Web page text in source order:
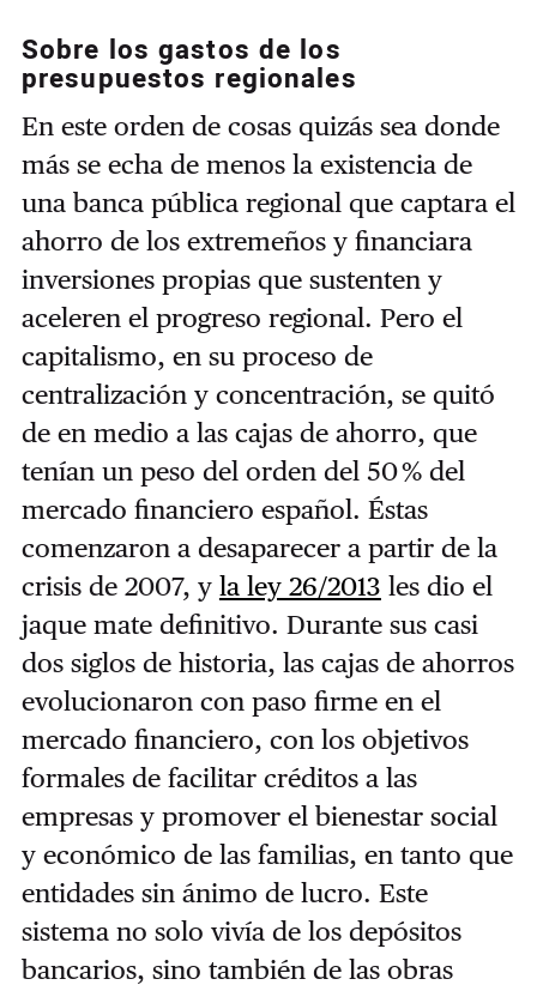
Sobre los gastos de los
presupuestos regionales
En este orden de cosas quizás sea donde
más se echa de menos la existencia de
una banca pública regional que captara el
ahorro de los extremeños y financiara
inversiones propias que sustenten y
aceleren el progreso regional. Pero el
capitalismo, en su proceso de
centralización y concentración, se quitó
de en medio a las cajas de ahorro, que
tenían un peso del orden del 50 % del
mercado financiero español. Éstas
comenzaron a desaparecer a partir de la
crisis de 2007, y la ley 26/2013 les dio el
jaque mate definitivo. Durante sus casi
dos siglos de historia, las cajas de ahorros
evolucionaron con paso firme en el
mercado financiero, con los objetivos
formales de facilitar créditos a las
empresas y promover el bienestar social
y económico de las familias, en tanto que
entidades sin ánimo de lucro. Este
sistema no solo vivía de los depósitos
bancarios, sino también de las obras